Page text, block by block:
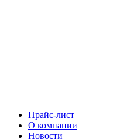
Прайс-лист
О компании
Новости